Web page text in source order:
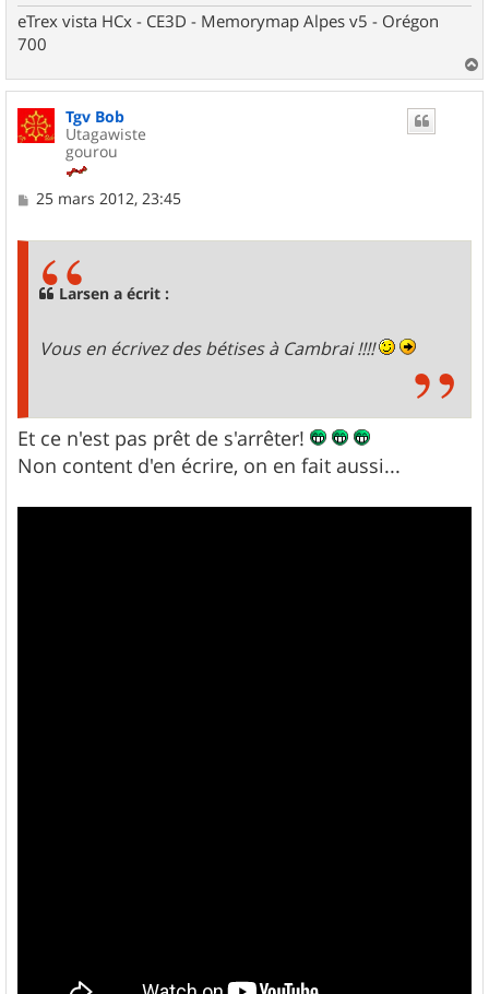
eTrex vista HCx - CE3D - Memorymap Alpes v5 - Orégon
700
a
Tgv Bob
Utagawiste
gourou
M
25 mars 2012, 23:45
Larsen a écrit :
Vous en écrivez des bétises à Cambrai !!!!
Et ce n'est pas prêt de s'arrêter!
Non content d'en écrire, on en fait aussi...